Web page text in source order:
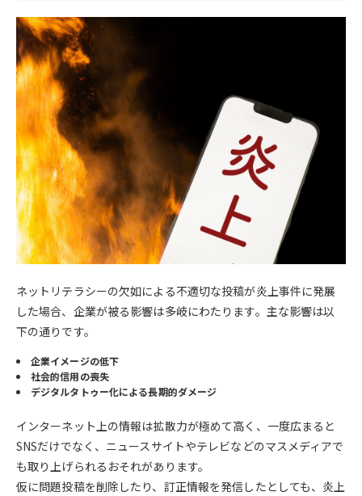
ネットリテラシーの欠如による不適切な投稿が炎上事件に発展
した場合、企業が被る影響は多岐にわたります。主な影響は以
下の通りです。
企業イメージの低下
社会的信用の喪失
デジタルタトゥー化による長期的ダメージ
インターネット上の情報は拡散力が極めて高く、一度広まると
SNSだけでなく、ニュースサイトやテレビなどのマスメディアで
も取り上げられるおそれがあります。
仮に問題投稿を削除したり、訂正情報を発信したとしても、炎上